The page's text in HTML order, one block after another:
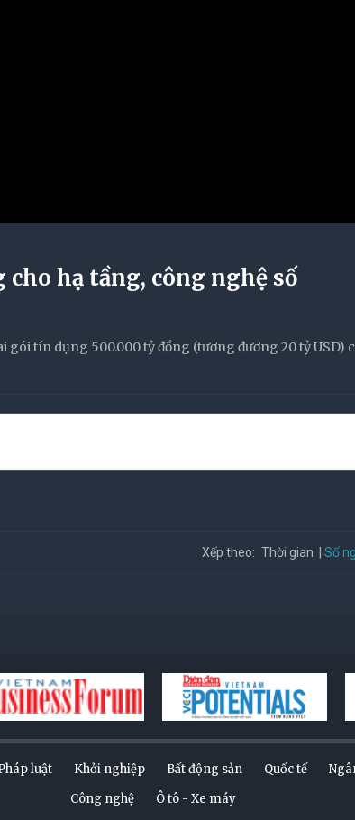
hạ tầng, công nghệ số
tín dụng 500.000 tỷ đồng (tương đương 20 tỷ USD)
Xếp theo: Thời gian Số
luật Khởi nghiệp Bất động sản Quốc tế
Công nghệ
Ô tô - Xe máy